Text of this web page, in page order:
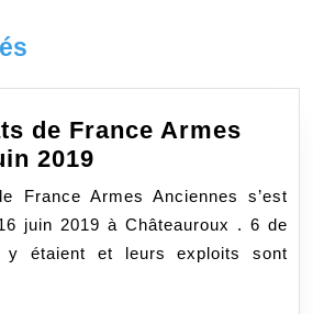
de France Armes
2019
de
France
Armes
Anciennes
France Armes Anciennes s’est
juin 2019 à Châteauroux . 6 de
y étaient et leurs exploits sont